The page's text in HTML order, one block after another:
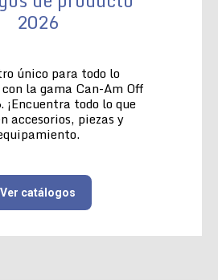
2026
único para todo lo
la gama Can-Am Off
¡Encuentra todo lo que
accesorios, piezas y
Ver catálogos